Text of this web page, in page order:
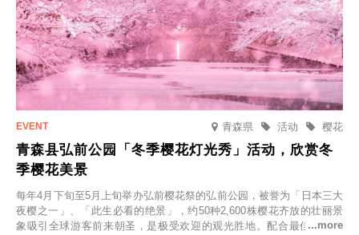
青森県 樱花
活动
青森县弘前公园「冬季樱花灯光秀」活动，欣赏冬
季樱花美景
每年4月下旬至5月上旬举办弘前樱花祭的弘前公园，被誉为「日本三大
夜樱之一」、「此生必看的绝景」，约50种2,600株樱花齐放的壮丽景
象吸引全球游客前来朝圣，是极受欢迎的观光胜地。配合最佳观雪时